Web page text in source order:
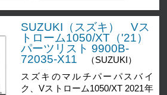
SUZUKI（スズキ） Vス
トローム1050/XT（'21）
パーツリスト 9900B-
72035-X11
（SUZUKI）
スズキのマルチパーパスバイ
ク、Vストローム1050/XT 2021年